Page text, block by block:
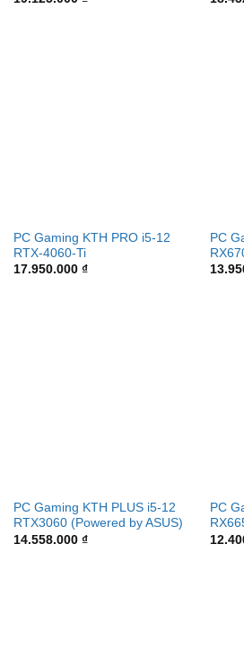
PC Gaming KTH PRO i5-12
RTX-4060-Ti
17.950.000 ₫
PC
PC Gaming KTH PLUS i5-12
RTX3060 (Powered by ASUS)
14.558.000 ₫
PC